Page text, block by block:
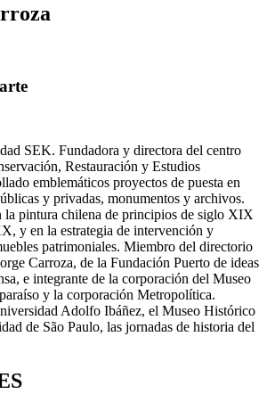
SEK. Fundadora y directora del centro
Restauración y Estudios
emblemáticos proyectos de puesta en
y privadas, monumentos y archivos.
la pintura chilena de principios de siglo XIX
y en la estrategia de intervención y
patrimoniales. Miembro del directorio
Carroza, de la Fundación Puerto de ideas
e integrante de la corporación del Museo
y la corporación Metropolítica.
Adolfo Ibáñez, el Museo Histórico
de São Paulo, las jornadas de historia del